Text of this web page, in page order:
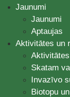
Jaunumi
Jaunumi
Aptaujas
Aktivitātes un
Aktivitātes
Skatam
Invazīvo
Biotopu